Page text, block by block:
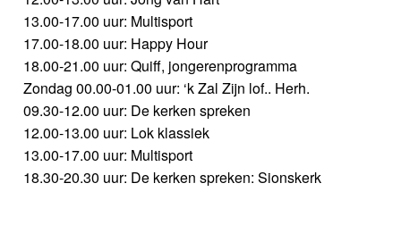
13.00-17.00 uur: Multisport
17.00-18.00 uur: Happy Hour
18.00-21.00 uur: Quiff, jongerenprogramma
Zondag 00.00-01.00 uur: ‘k Zal Zijn lof.. Herh.
09.30-12.00 uur: De kerken spreken
12.00-13.00 uur: Lok klassiek
13.00-17.00 uur: Multisport
18.30-20.30 uur: De kerken spreken: Sionskerk